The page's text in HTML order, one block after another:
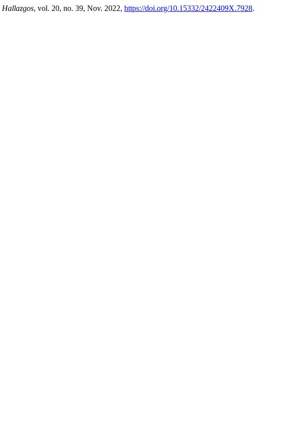
Hallazgos, vol. 20, no. 39, Nov. 2022, https://doi.org/10.15332/2422409X.7928.